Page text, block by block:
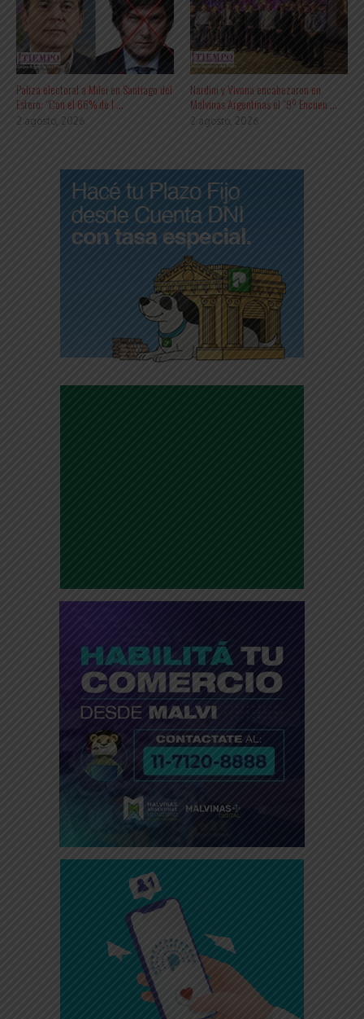
Paliza electoral a Milei en Santiago del
Estero: “Con el 66% de l ...
2 agosto, 2026
Nardini y Vivona encabezaron en
Malvinas Argentinas el “9º Encuen ...
2 agosto, 2026